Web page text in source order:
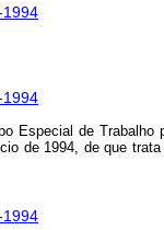
1994
1994
Especial de Trabalho
de 1994, de que
1994